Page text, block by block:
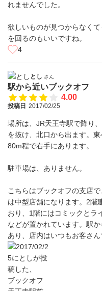
れませんでした。
欲しいものが見つからなく
を回るのもいいですね。
4
とし さん
駅から近いブックオフ
4.00
投稿日 2017/02/25
場所は、JR天王寺駅で降り
を抜け、北口から出ます。東
80m程で右手にあります。
駐車場は、ありません。
こちらはブックオフの支店
は中型店舗になります。2階
おり、1階にはコミックとラ
などが置かれています。駅か
あり、店内はいつもお客さん